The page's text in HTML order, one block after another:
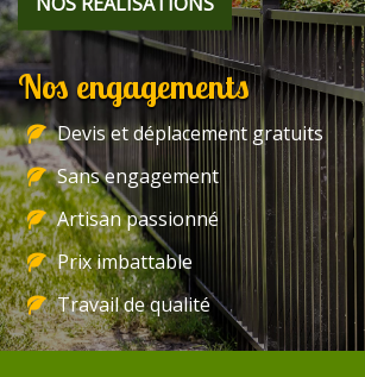
Nos engagements
Devis et déplacement gratuits
Sans engagement
Artisan passionné
Prix imbattable
Travail de qualité